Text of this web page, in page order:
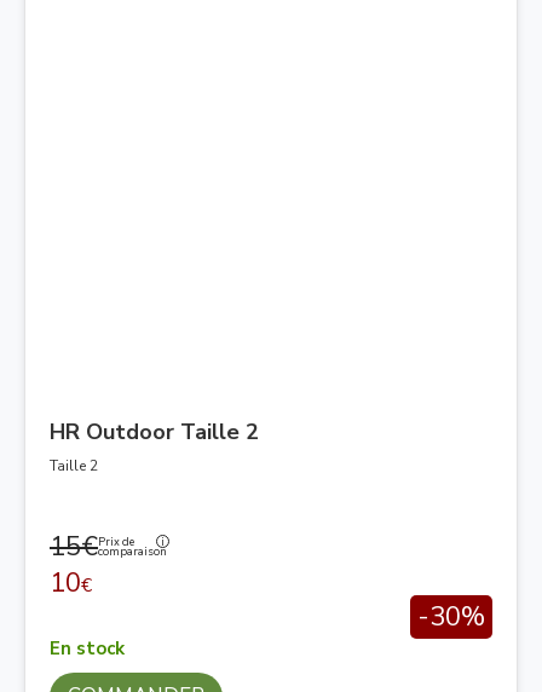
HR Outdoor Taille 2
Taille 2
15€Prix de
comparaison
10€
-30%
En stock